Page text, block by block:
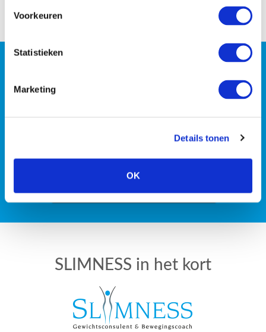
Voorkeuren
Statistieken
Marketing
Details tonen
OK
Wil jij persoonlijke coaching
of wil je liever met z’n
kilo’s aan gaan?
SLIMNESS in het kort